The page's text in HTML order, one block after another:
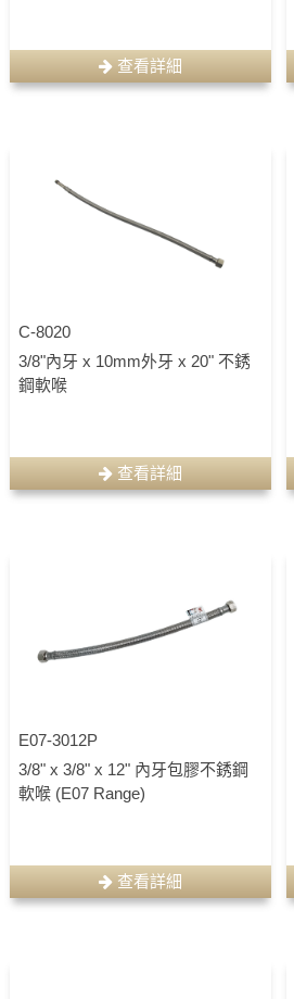
查看詳細
C-8020
3/8"內牙 x 10mm外牙 x 20" 不銹
鋼軟喉
查看詳細
E07-3012P
3/8" x 3/8" x 12" 內牙包膠不銹鋼
軟喉 (E07 Range)
查看詳細